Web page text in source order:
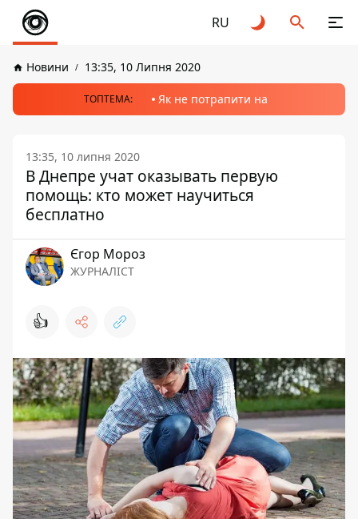
RU
Новини 13:35, 10 Липня 2020
ТОПТЕМА: Як не потрапити на
13:35, 10 липня 2020
В Днепре учат оказывать первую
помощь: кто может научиться
бесплатно
Єгор Мороз
ЖУРНАЛІСТ
👍